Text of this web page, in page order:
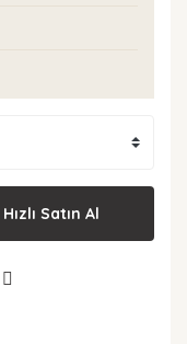
Hızlı Satın Al